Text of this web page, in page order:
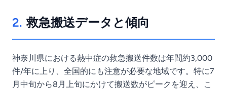
2. 救急搬送データと傾向
神奈川県における熱中症の救急搬送件数は年間約3,000
件/年に上り、全国的にも注意が必要な地域です。特に7
月中旬から8月上旬にかけて搬送数がピークを迎え、こ